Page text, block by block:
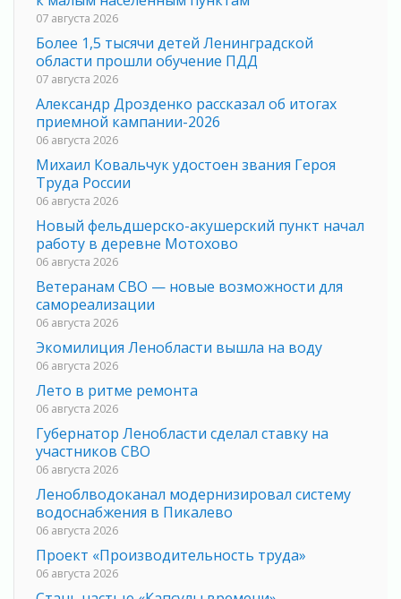
07 августа 2026
Более 1,5 тысячи детей Ленинградской
области прошли обучение ПДД
07 августа 2026
Александр Дрозденко рассказал об итогах
приемной кампании-2026
06 августа 2026
Михаил Ковальчук удостоен звания Героя
Труда России
06 августа 2026
Новый фельдшерско-акушерский пункт начал
работу в деревне Мотохово
06 августа 2026
Ветеранам СВО — новые возможности для
самореализации
06 августа 2026
Экомилиция Ленобласти вышла на воду
06 августа 2026
Лето в ритме ремонта
06 августа 2026
Губернатор Ленобласти сделал ставку на
участников СВО
06 августа 2026
Леноблводоканал модернизировал систему
водоснабжения в Пикалево
06 августа 2026
Проект «Производительность труда»
06 августа 2026